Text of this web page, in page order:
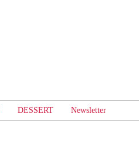
DESSERT Newsletter